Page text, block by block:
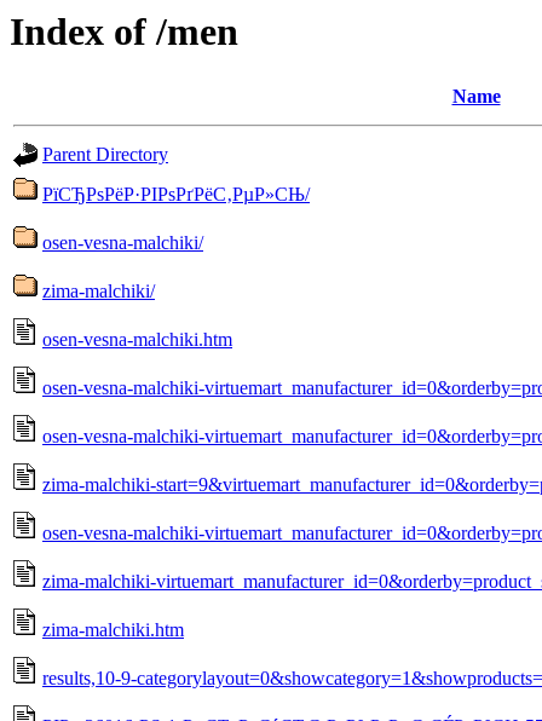
Index of /men
Name
Parent Directory
РїСЂРѕРёР·РІРѕРґРёС‚РµР»СЊ/
osen-vesna-malchiki/
zima-malchiki/
osen-vesna-malchiki.htm
osen-vesna-malchiki-
osen-vesna-malchiki-
zima-malchiki-
osen-vesna-malchiki-
zima-malchiki-
zima-malchiki.htm
results,10-9-